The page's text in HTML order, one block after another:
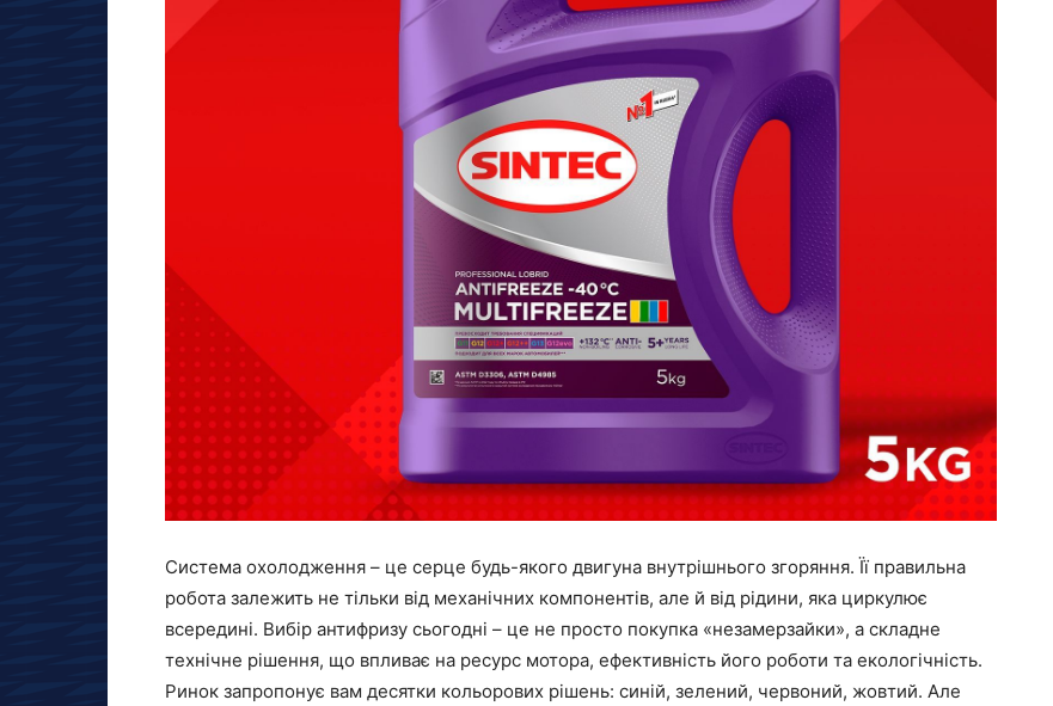
Система охолодження – це серце будь-якого двигуна внутрішнього згоряння. Її правильна
робота залежить не тільки від механічних компонентів, але й від рідини, яка циркулює
всередині. Вибір антифризу сьогодні – це не просто покупка «незамерзайки», а складне
технічне рішення, що впливає на ресурс мотора, ефективність його роботи та екологічність.
Ринок запропонує вам десятки кольорових рішень: синій, зелений, червоний, жовтий. Але